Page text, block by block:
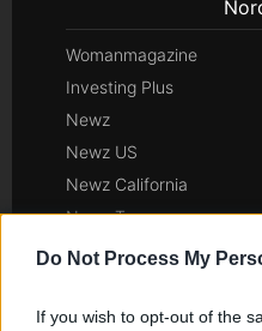
Do Not Process My
If you wish to opt-out of the
Womanmagazine
Investing Plus
Newz
Newz US
Newz California
Newz Texas
Newz Florida
Newz Pennsylvania